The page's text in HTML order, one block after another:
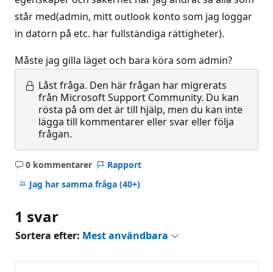
står med(admin, mitt outlook konto som jag loggar
in datorn på etc. har fullständiga rättigheter).
Måste jag gilla läget och bara köra som admin?
Låst fråga. Den här frågan har migrerats
från Microsoft Support Community. Du kan
rösta på om det är till hjälp, men du kan inte
lägga till kommentarer eller svar eller följa
frågan.
0 kommentarer
Inga
kommentarer
Rapport
Jag har samma fråga (40+)
1 svar
Sortera efter: Mest användbara